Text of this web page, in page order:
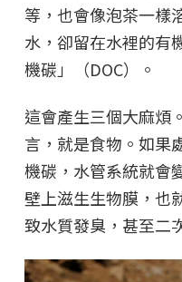
等，也會像泡茶一樣
水，卻留在水裡的有
機碳」（DOC）。
這會產生三個大麻煩
言，就是食物。如果
機碳，水管系統就會
壁上滋生生物膜，也
致水質發臭，甚至二